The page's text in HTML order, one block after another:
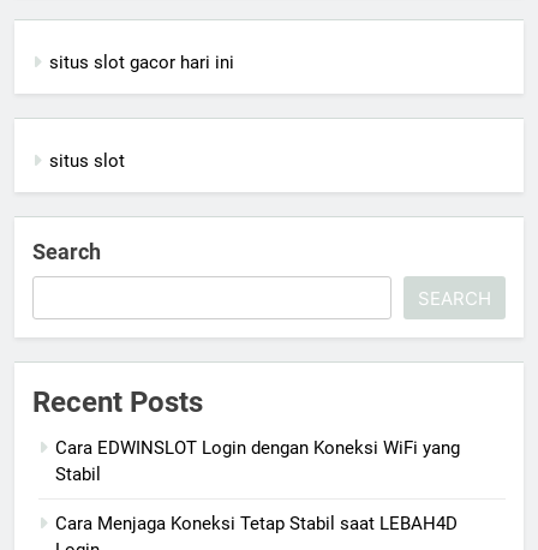
situs slot gacor hari ini
situs slot
Search
SEARCH
Recent Posts
Cara EDWINSLOT Login dengan Koneksi WiFi yang
Stabil
Cara Menjaga Koneksi Tetap Stabil saat LEBAH4D